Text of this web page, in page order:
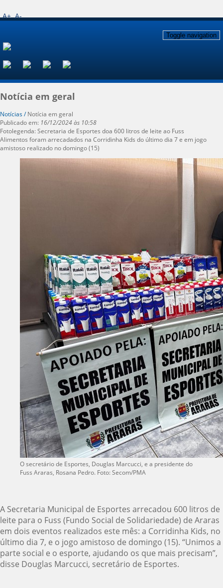
A+ A-
Toggle navigation
Notícia em geral
Notícias /Notícia em geral
Publicado em: 16/12/2024 às 10:58
Fotolegenda: Secretaria de Esportes doa 600 litros de leite ao Fuss
Alimentos foram arrecadados na Corridinha Kids do último dia 7 e em jogo
amistoso realizado no domingo (15)
O secretário de Esportes, Douglas Marcucci, e a presidente do
Fuss Araras, Rosana Pedro. Foto: Secom/PMA
A Secretaria Municipal de Esportes arrecadou 600 litros de
leite para o Fuss (Fundo Social de Solidariedade) de Araras
em dois eventos realizados este mês: a Corridinha Kids, no
último dia 7, e o jogo amistoso de domingo (15). “Unimos a
parte social e o esporte, ajudando os que mais precisam”,
disse Douglas Marcucci, secretário de Esportes.